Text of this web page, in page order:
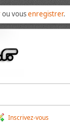
ou vousenregistrer.
Inscrivez-vous